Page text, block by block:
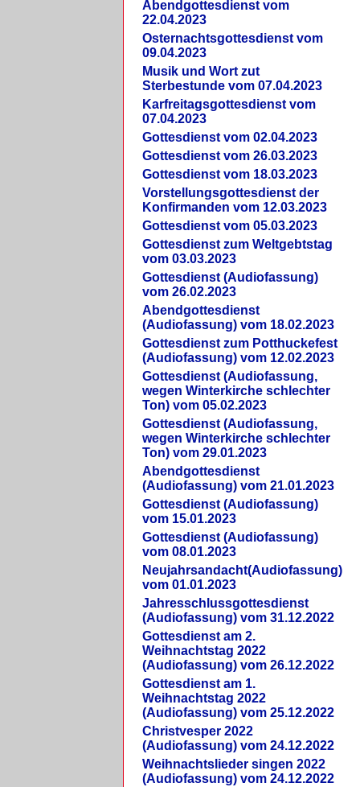
Abendgottesdienst vom
22.04.2023
Osternachtsgottesdienst vom
09.04.2023
Musik und Wort zut
Sterbestunde vom 07.04.2023
Karfreitagsgottesdienst vom
07.04.2023
Gottesdienst vom 02.04.2023
Gottesdienst vom 26.03.2023
Gottesdienst vom 18.03.2023
Vorstellungsgottesdienst der
Konfirmanden vom 12.03.2023
Gottesdienst vom 05.03.2023
Gottesdienst zum Weltgebtstag
vom 03.03.2023
Gottesdienst (Audiofassung)
vom 26.02.2023
Abendgottesdienst
(Audiofassung) vom 18.02.2023
Gottesdienst zum Potthuckefest
(Audiofassung) vom 12.02.2023
Gottesdienst (Audiofassung,
wegen Winterkirche schlechter
Ton) vom 05.02.2023
Gottesdienst (Audiofassung,
wegen Winterkirche schlechter
Ton) vom 29.01.2023
Abendgottesdienst
(Audiofassung) vom 21.01.2023
Gottesdienst (Audiofassung)
vom 15.01.2023
Gottesdienst (Audiofassung)
vom 08.01.2023
Neujahrsandacht(Audiofassung)
vom 01.01.2023
Jahresschlussgottesdienst
(Audiofassung) vom 31.12.2022
Gottesdienst am 2.
Weihnachtstag 2022
(Audiofassung) vom 26.12.2022
Gottesdienst am 1.
Weihnachtstag 2022
(Audiofassung) vom 25.12.2022
Christvesper 2022
(Audiofassung) vom 24.12.2022
Weihnachtslieder singen 2022
(Audiofassung) vom 24.12.2022